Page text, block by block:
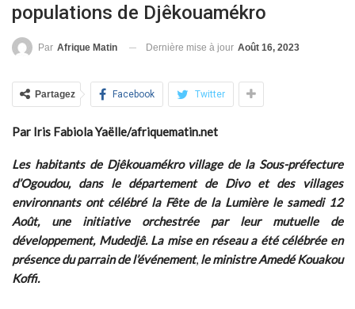
populations de Djêkouamékro
Par Afrique Matin Dernière mise à jour Août 16, 2023
Partagez Facebook Twitter
Par Iris Fabiola Yaëlle/afriquematin.net
Les habitants de Djêkouamékro village de la Sous-préfecture
d’Ogoudou, dans le département de Divo et des villages
environnants ont célébré la Fête de la Lumière le samedi 12
Août, une initiative orchestrée par leur mutuelle de
développement, Mudedjê. La mise en réseau a été célébrée en
présence du parrain de l’événement, le ministre Amedé Kouakou
Koffi.